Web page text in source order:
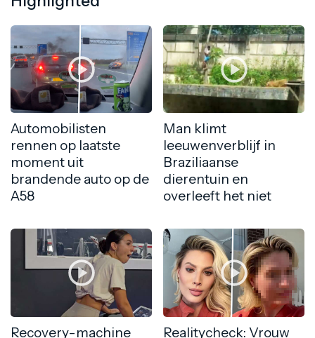
Automobilisten
rennen op laatste
moment uit
brandende auto op de
A58
Man klimt
leeuwenverblijf in
Braziliaanse
dierentuin en
overleeft het niet
Recovery-machine
Realitycheck: Vrouw